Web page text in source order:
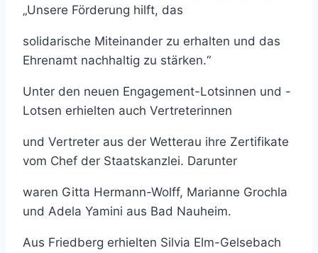
„Unsere Förderung hilft, das
solidarische Miteinander zu erhalten und das
Ehrenamt nachhaltig zu stärken.“
Unter den neuen Engagement-Lotsinnen und -
Lotsen erhielten auch Vertreterinnen
und Vertreter aus der Wetterau ihre Zertifikate
vom Chef der Staatskanzlei. Darunter
waren Gitta Hermann-Wolff, Marianne Grochla
und Adela Yamini aus Bad Nauheim.
Aus Friedberg erhielten Silvia Elm-Gelsebach